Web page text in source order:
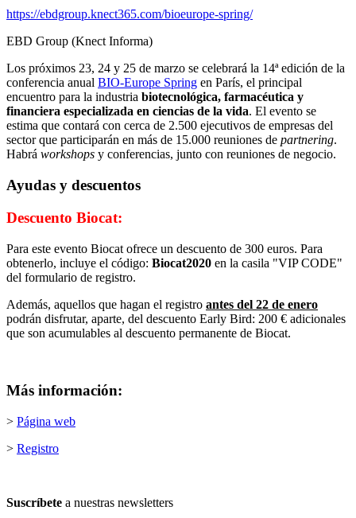
https://ebdgroup.knect365.com/bioeurope-spring/
EBD Group (Knect Informa)
Los próximos 23, 24 y 25 de marzo se celebrará la 14ª edición de la
conferencia anual BIO-Europe Spring en París, el principal
encuentro para la industria biotecnológica, farmacéutica y
financiera especializada en ciencias de la vida. El evento se
estima que contará con cerca de 2.500 ejecutivos de empresas del
sector que participarán en más de 15.000 reuniones de partnering.
Habrá workshops y conferencias, junto con reuniones de negocio.
Ayudas y descuentos
Descuento Biocat:
Para este evento Biocat ofrece un descuento de 300 euros. Para
obtenerlo, incluye el código: Biocat2020 en la casila "VIP CODE"
del formulario de registro.
Además, aquellos que hagan el registro antes del 22 de enero
podrán disfrutar, aparte, del descuento Early Bird: 200 € adicionales
que son acumulables al descuento permanente de Biocat.
Más información:
> Página web
> Registro
Suscríbete a nuestras newsletters